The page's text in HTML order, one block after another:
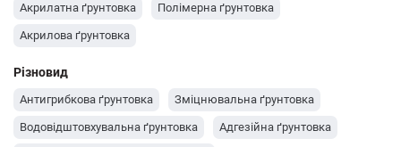
Акрилатна ґрунтовка Полімерна ґрунтовка
Акрилова ґрунтовка
Різновид
Антигрибкова ґрунтовка Зміцнювальна ґрунтовка
Водовідштовхувальна ґрунтовка Адгезійна ґрунтовка